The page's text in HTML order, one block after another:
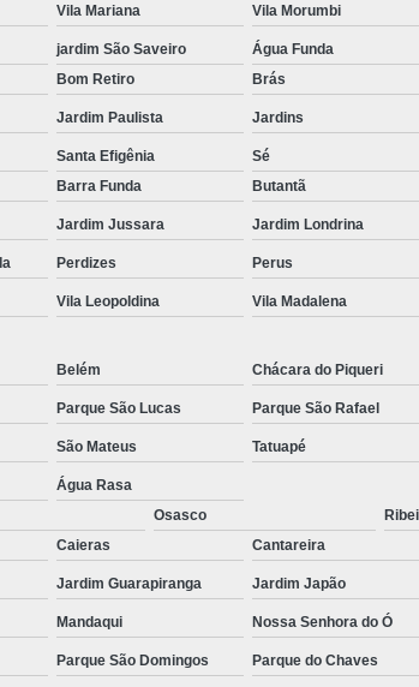
Salgado para Festa de
Salgado para Festa de
Salgado para Festa em
Salgado para Festa Frito
Vila Mariana Vila Morumbi
jardim São Saveiro
Água Funda
Bom Retiro Brás
Jardim Paulista Jardins
Santa Efigênia Sé
Barra Funda Butantã
Jardim Jussara Jardim Londrina
Perdizes Perus
Vila Leopoldina Vila Madalena
Belém Chácara do Piqueri
Parque São Lucas Parque São Rafael
São Mateus Tatuapé
Água Rasa
Osasco
Caieras Cantareira
Jardim Guarapiranga Jardim Japão
Mandaqui Nossa Senhora do Ó
Parque São Domingos Parque do Chaves